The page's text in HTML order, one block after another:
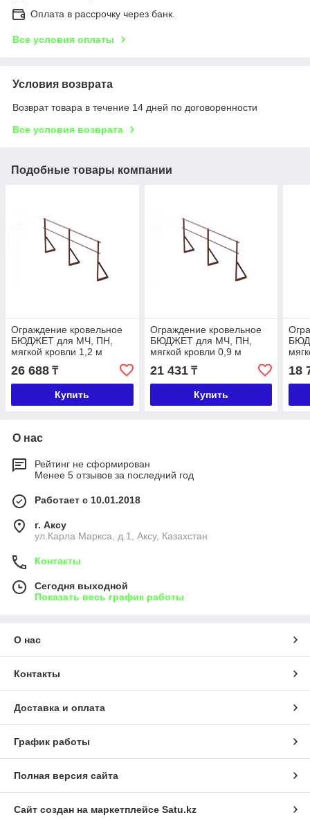
Оплата в рассрочку через банк.
Все условия оплаты
Условия возврата
Возврат товара в течение 14 дней по договоренности
Все условия возврата
Подобные товары компании
Ограждение кровельное
БЮДЖЕТ для МЧ, ПН,
мягкой кровли 1,2 м
26 688 ₸
Купить
Ограждение кровельное
БЮДЖЕТ для МЧ, ПН,
мягкой кровли 0,9 м
21 431₸
Купить
18
О нас
Рейтинг не сформирован
Менее 5 отзывов за последний год
Работает с 10.01.2018
г. Аксу
ул.Карла Маркса, д.1, Аксу, Казахстан
Контакты
Сегодня выходной
Показать весь график работы
О нас
Контакты
Доставка и оплата
График работы
Полная версия сайта
Сайт создан на маркетплейсе Satu.kz